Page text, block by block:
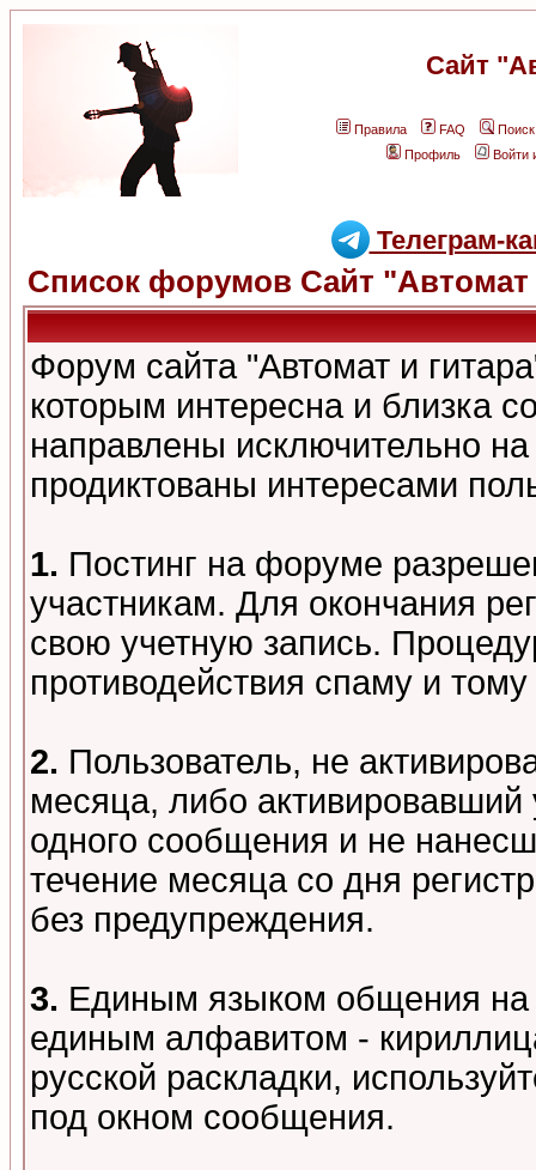
Сайт
Правила FAQ
Поиск
Профиль
Войти
Телеграм-
Список форумов Сайт "Автомат
Форум сайта "Автомат и
которым интересна и близка
направлены исключительно
продиктованы интересами
1. Постинг на форуме
участникам. Для окончания
свою учетную запись.
противодействия спаму и
2. Пользователь, не
месяца, либо
одного сообщения и не
течение месяца со дня
без предупреждения.
3. Единым языком общения на
единым алфавитом -
русской раскладки,
под окном сообщения.